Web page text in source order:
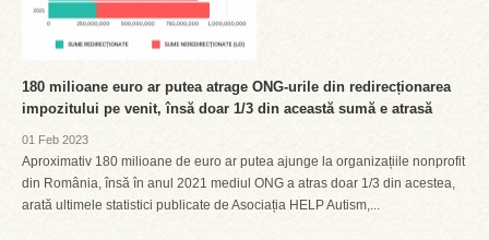
180 milioane euro ar putea atrage ONG-urile din redirecționarea
impozitului pe venit, însă doar 1/3 din această sumă e atrasă
01 Feb 2023
Aproximativ 180 milioane de euro ar putea ajunge la organizațiile nonprofit
din România, însă în anul 2021 mediul ONG a atras doar 1/3 din acestea,
arată ultimele statistici publicate de Asociația HELP Autism,...